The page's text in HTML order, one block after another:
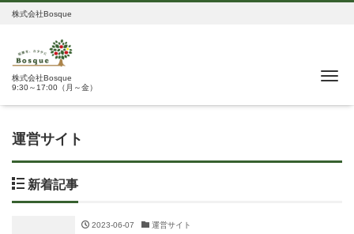
株式会社Bosque
株式会社Bosque
9:30～17:00（月～金）
運営サイト
新着記事
2023-06-07 運営サイト